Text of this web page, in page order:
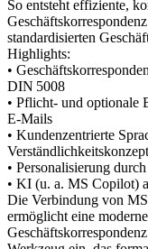
So entsteht effiziente,
standardisierten
Highlights:
•
DIN 5008
• Pflicht‑ und optionale
E‑Mails
• Kundenzentrierte
Verständlichkeitskonzept
• Personalisierung
• KI (u. a. MS Copilot)
Die Verbindung von
ermöglicht eine